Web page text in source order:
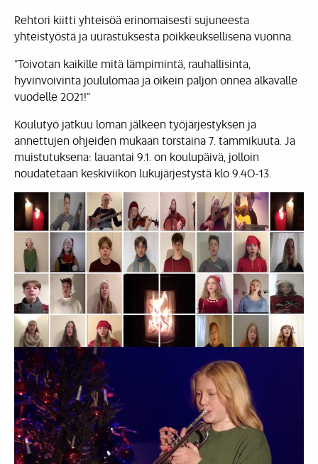
Rehtori kiitti yhteisöä erinomaisesti sujuneesta
yhteistyöstä ja uurastuksesta poikkeuksellisena vuonna.
”Toivotan kaikille mitä lämpimintä, rauhallisinta,
hyvinvoivinta joululomaa ja oikein paljon onnea alkavalle
vuodelle 2021!”
Koulutyö jatkuu loman jälkeen työjärjestyksen ja
annettujen ohjeiden mukaan torstaina 7. tammikuuta. Ja
muistutuksena: lauantai 9.1. on koulupäivä, jolloin
noudatetaan keskiviikon lukujärjestystä klo 9.40-13.